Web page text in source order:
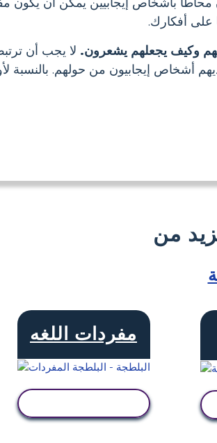
على أفكارك.
وكيف يجعلهم يشعرون. لا يجب أن
أشخاص إيجابيون من حولهم. بالنسبة
مفردات اللغه